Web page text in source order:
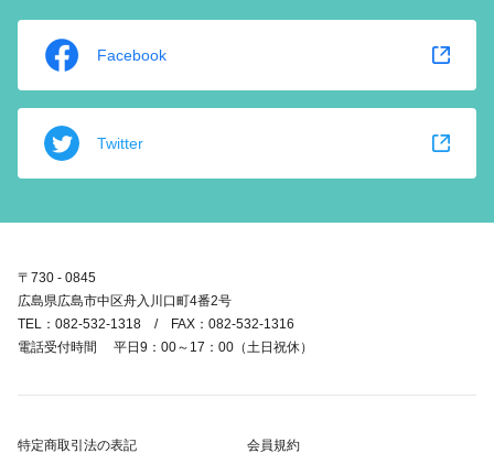
Facebook
Twitter
〒730 - 0845
広島県広島市中区舟入川口町4番2号
TEL：082-532-1318 / FAX：082-532-1316
電話受付時間 平日9：00～17：00（土日祝休）
特定商取引法の表記 会員規約